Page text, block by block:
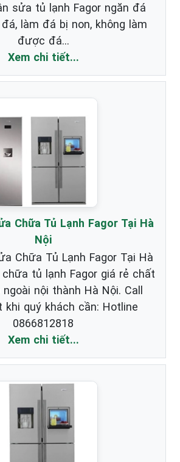
sửa tủ lạnh Fagor ngăn đá
làm đá bị non, không làm
được đá...
Xem chi tiết...
Chữa Tủ Lạnh Fagor Tại Hà
Nội
Chữa Tủ Lạnh Fagor Tại Hà
tủ lạnh Fagor giá rẻ chất
nội thành Hà Nội. Call
khi quý khách cần: Hotline
0866812818
Xem chi tiết...